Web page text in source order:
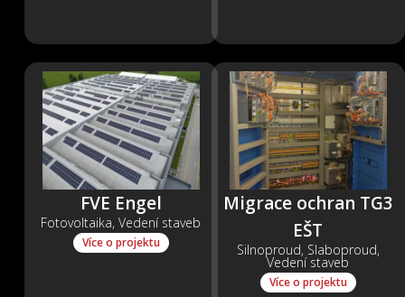
FVE Engel
Fotovoltaika, Vedení staveb
Více o projektu
Migrace ochran TG3
EŠT
Silnoproud, Slaboproud,
Vedení staveb
Více o projektu